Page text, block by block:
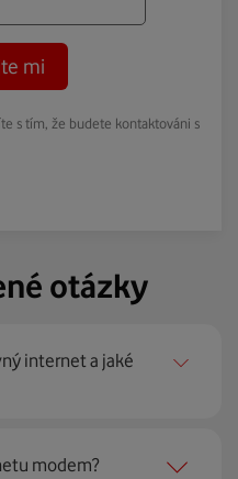
mi
s tím, že budete kontaktováni s
otázky
internet a jaké
modem?